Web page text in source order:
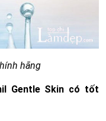
hãng
Gentle Skin có tốt